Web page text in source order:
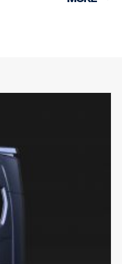
protože spodní
připojovací
pro dosažení
také pro 40mm
„XT“ nárazníky.
8 ks držáků svítidel a